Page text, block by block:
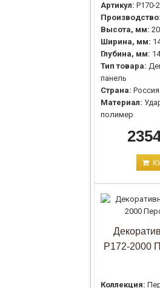
Артикул: P170-
Высота, мм:
Ширина, мм:
Глубина, мм:
Тип товара:
панель
Страна: Россия
Материал:
полимер
P172-2000
Коллекция: